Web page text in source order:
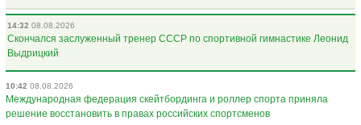
14:32 08.08.2026
Скончался заслуженный тренер СССР по спортивной гимнастике Леонид
Выдрицкий
10:42 08.08.2026
Международная федерация скейтбординга и роллер спорта приняла
решение восстановить в правах российских спортсменов